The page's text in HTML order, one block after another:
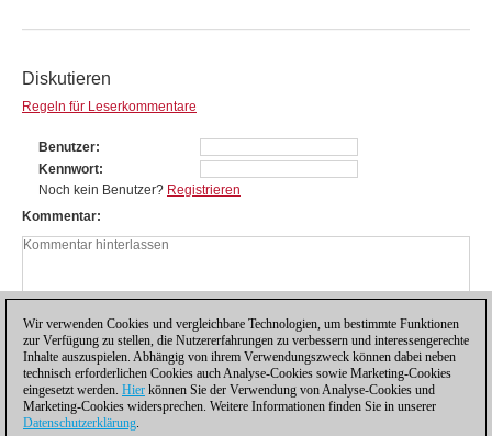
Diskutieren
Regeln für Leserkommentare
Benutzer
Kennwort
Noch kein Benutzer? Registrieren
Kommentar
Wir verwenden Cookies und vergleichbare Technologien, um bestimmte Funktionen
zur Verfügung zu stellen, die Nutzererfahrungen zu verbessern und interessengerechte
Inhalte auszuspielen. Abhängig von ihrem Verwendungszweck können dabei neben
technisch erforderlichen Cookies auch Analyse-Cookies sowie Marketing-Cookies
eingesetzt werden. Hier können Sie der Verwendung von Analyse-Cookies und
Marketing-Cookies widersprechen. Weitere Informationen finden Sie in unserer
Datenschutzerklärung.